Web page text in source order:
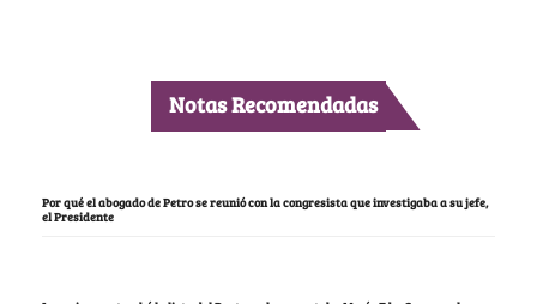
Notas Recomendadas
Por qué el abogado de Petro se reunió con la congresista que investigaba a su jefe,
el Presidente